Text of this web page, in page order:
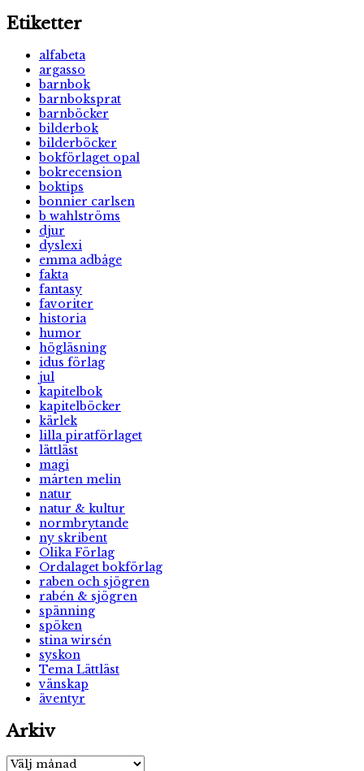
Etiketter
alfabeta
argasso
barnbok
barnboksprat
barnböcker
bilderbok
bilderböcker
bokförlaget opal
bokrecension
boktips
bonnier carlsen
b wahlströms
djur
dyslexi
emma adbåge
fakta
fantasy
favoriter
historia
humor
högläsning
idus förlag
jul
kapitelbok
kapitelböcker
kärlek
lilla piratförlaget
lättläst
magi
mårten melin
natur
natur & kultur
normbrytande
ny skribent
Olika Förlag
Ordalaget bokförlag
raben och sjögren
rabén & sjögren
spänning
spöken
stina wirsén
syskon
Tema Lättläst
vänskap
äventyr
Arkiv
Arkiv